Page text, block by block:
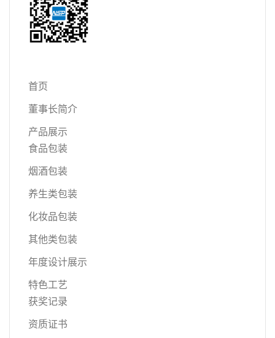
首页
董事长简介
产品展示
食品包装
烟酒包装
养生类包装
化妆品包装
其他类包装
年度设计展示
特色工艺
获奖记录
资质证书